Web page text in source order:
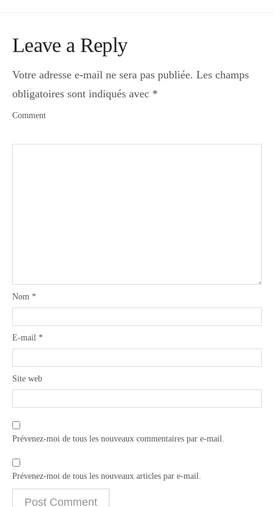
Leave a Reply
Votre adresse e-mail ne sera pas publiée. Les champs
obligatoires sont indiqués avec *
Comment
Nom *
E-mail *
Site web
Prévenez-moi de tous les nouveaux commentaires par e-mail.
Prévenez-moi de tous les nouveaux articles par e-mail.